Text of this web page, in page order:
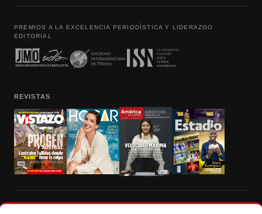
PREMIOS A LA EXCELENCIA PERIODÍSTICA Y LIDERAZGO
EDITORIAL
REVISTAS